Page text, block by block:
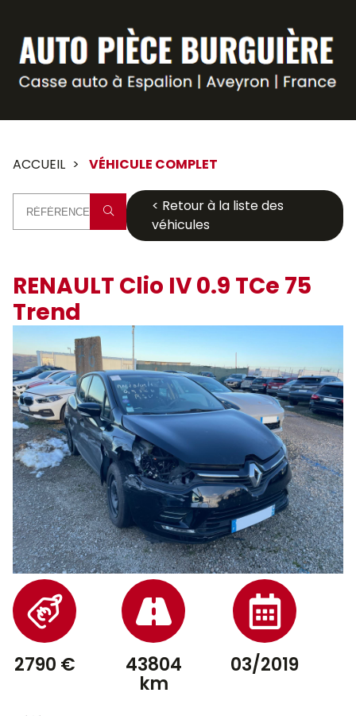
ACCUEIL VÉHICULE COMPLET
< Retour à la liste des
véhicules
RENAULT Clio IV 0.9 TCe 75
Trend
2790 € 43804
km
03/2019